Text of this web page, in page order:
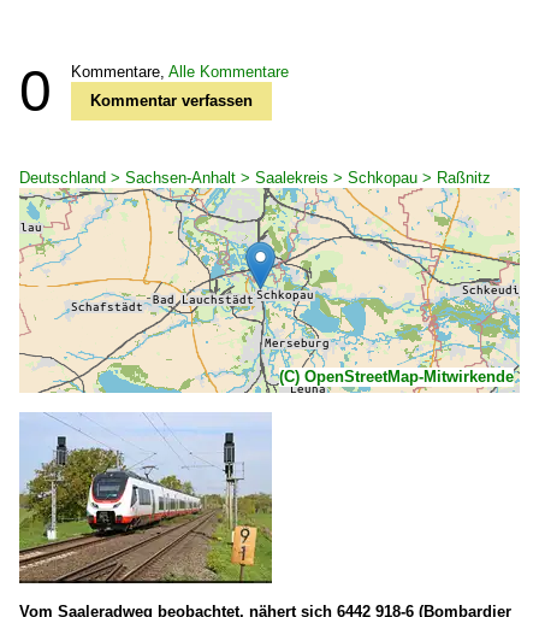
0 Kommentare, Alle Kommentare
Kommentar verfassen
Deutschland > Sachsen-Anhalt > Saalekreis > Schkopau > Raßnitz
(C) OpenStreetMap-Mitwirkende
Vom Saaleradweg beobachtet, nähert sich 6442 918-6 (Bombardier